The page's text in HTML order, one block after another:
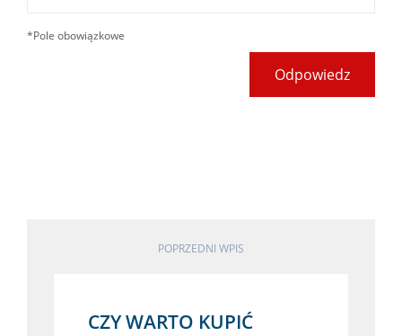
*Pole obowiązkowe
Odpowiedz
POPRZEDNI WPIS
CZY WARTO KUPIĆ